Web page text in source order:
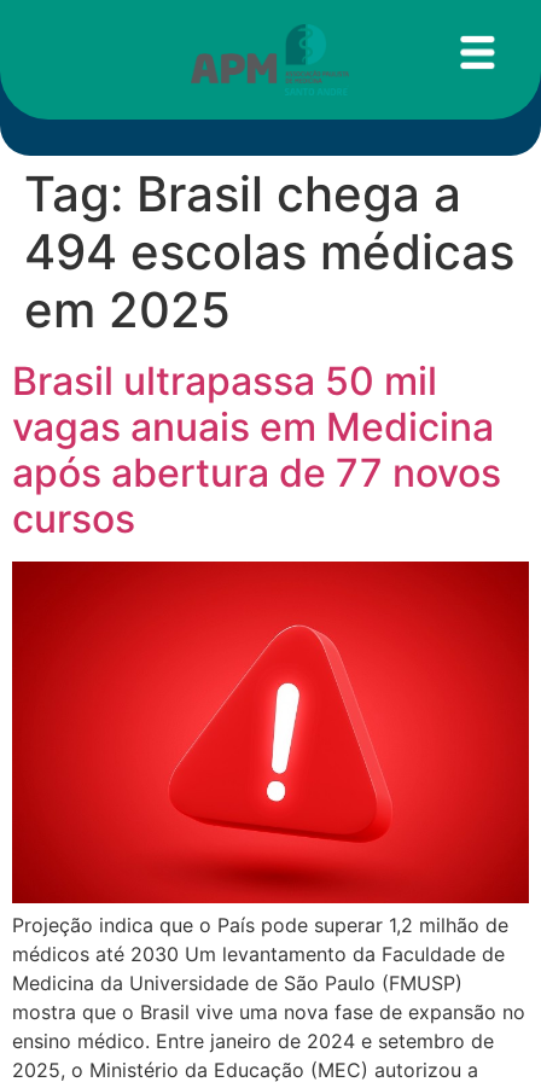
Tag: Brasil chega a
494 escolas médicas
em 2025
Brasil ultrapassa 50 mil
vagas anuais em Medicina
após abertura de 77 novos
cursos
Projeção indica que o País pode superar 1,2 milhão de
médicos até 2030 Um levantamento da Faculdade de
Medicina da Universidade de São Paulo (FMUSP)
mostra que o Brasil vive uma nova fase de expansão no
ensino médico. Entre janeiro de 2024 e setembro de
2025, o Ministério da Educação (MEC) autorizou a